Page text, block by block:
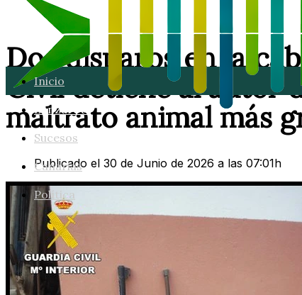
Inicio
Lanzarote
Sucesos
Canarias
Política
Dos disparos en la
Civil detiene al autor
maltrato animal más
Publicado el 30 de Junio de 2026 a las 07:01h